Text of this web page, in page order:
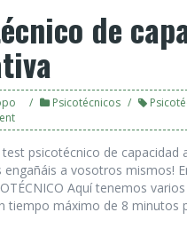
de
Psicotécnicos
psicotécnico de capacidad
engañáis a vosotros mismos!
Aquí­ tenemos
tiempo máximo de 8 minutos